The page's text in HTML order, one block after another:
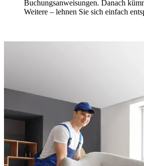
Buchungsanweisungen. Danach
Weitere – lehnen Sie sich einfach